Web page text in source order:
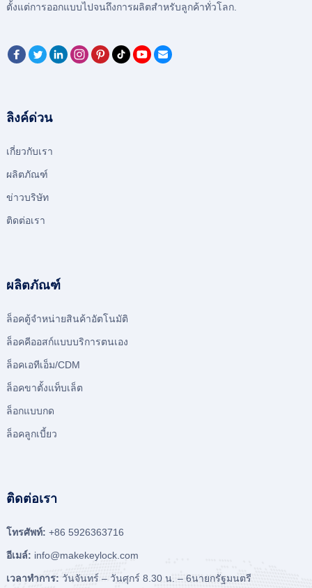
ตั้งแต่การออกแบบไปจนถึงการผลิตสําหรับลูกค้าทั่วโลก.
ลิงค์ด่วน
เกี่ยวกับเรา
ผลิตภัณฑ์
ข่าวบริษัท
ติดต่อเรา
ผลิตภัณฑ์
ล็อคตู้จําหน่ายสินค้าอัตโนมัติ
ล็อคคีออสก์แบบบริการตนเอง
ล็อคเอทีเอ็ม/CDM
ล็อคขาตั้งแท็บเล็ต
ล็อกแบบกด
ล็อคลูกเบี้ยว
ติดต่อเรา
โทรศัพท์: +86 5926363716
อีเมล์: info@makekeylock.com
เวลาทําการ: วันจันทร์ – วันศุกร์ 8.30 น. – 6นายกรัฐมนตรี